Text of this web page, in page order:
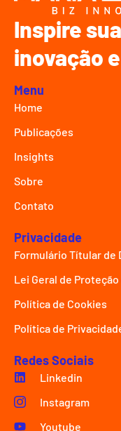
Inspire
inovação
Menu
Home
Publicações
Insights
Sobre
Contato
Privacidade
Formulário Títular de
Lei Geral de Proteção
Política de Cookies
Política de
Redes Sociais
Linkedin
Instagram
Youtube